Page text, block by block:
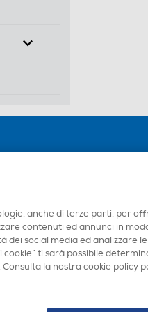
Programma
Lo Facciamo per
Lo facciamo per
Lavora con noi
anche di terze parti, per
contenuti ed annunci in
dei social media ed analizzare
cookie” ti sarà possibile
la nostra cookie policy